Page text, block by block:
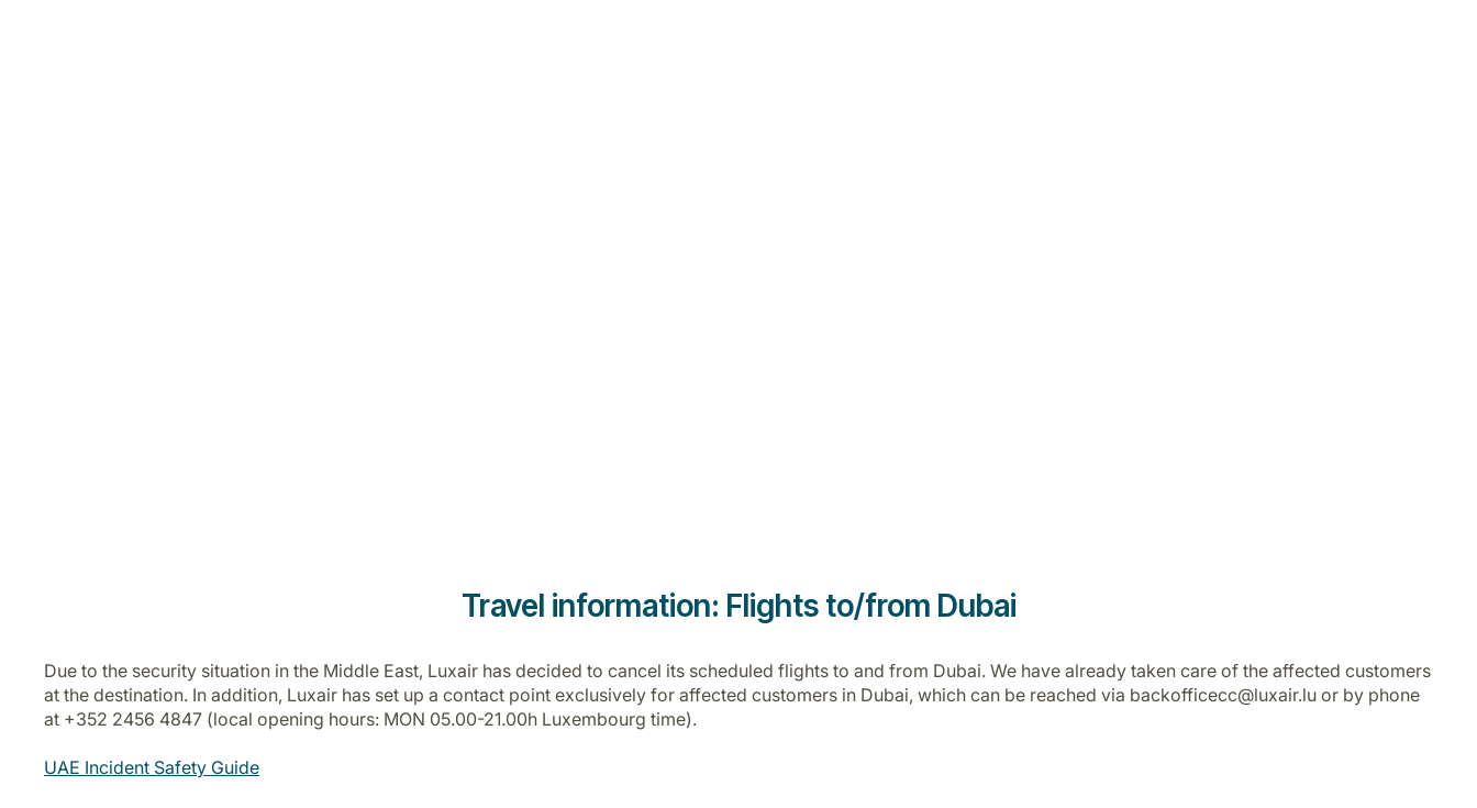
Travel information: Flights to/from Dubai
Due to the security situation in the Middle East, Luxair has decided to cancel its scheduled flights to and from Dubai. We have already taken care of the affected customers
at the destination. In addition, Luxair has set up a contact point exclusively for affected customers in Dubai, which can be reached via backofficecc@luxair.lu or by phone
at +352 2456 4847 (local opening hours: MON 05.00-21.00h Luxembourg time).
UAE Incident Safety Guide